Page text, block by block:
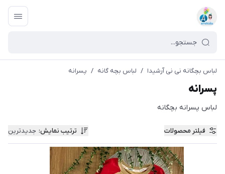
لباس بچگانه نی نی آرشیدا / لباس بچه گانه / پسرانه
پسرانه
لباس پسرانه بچگانه
فیلتر محصولات ترتیب نمایش: جدیدترین